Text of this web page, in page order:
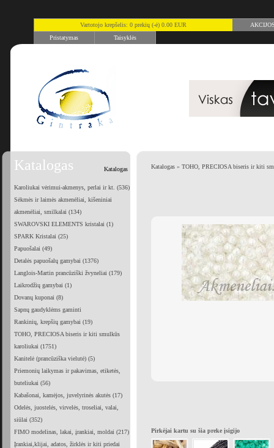
Vartotojo krepšelis: 0 prekių (-ė) 0.00 EUR
Pristatymas
Taisyklės
Katalogas Katalogas
Karoliukai vėrimui-akmenys, perlai ir kt. (536)
Sėkmės ir laimės akmenėliai, kišeniniai
akmenėliai, smilkalai (134)
SWAROVSKI ELEMENTS kristalai (1)
SPARK Kristalai (25)
Papuošalai (49)
Detalės papuošalų gamybai (1376)
Langlois-Martin prancūziški žvyneliai (179)
Laikrodžių gamybai (1)
Dovanų kuponai (8)
Sapnų gaudyklėms gaminti
Rankinių, krepšių gamybai (19)
TOHO, PRECIOSA biseris ir kiti smulkūs
karoliukai (1751)
Kanitelė (prancūziška vielutė) (5)
Priemonių laikymas ir pakavimas, etiketės,
buteliukai (56)
Kabašonai, kamėjos, juvelyrinės akutės (17)
Odelės, juostelės, virvelės, troseliai, valai,
siūlai (352)
FIMO modelinas, lakai, įrankiai, moldai (217)
Įrankiai,klijai, adatos, žirklės ir kiti priedai
Katalogas » TOHO, PRECIOSA biseris ir kiti
Pirkėjai kartu su šia preke įsigijo